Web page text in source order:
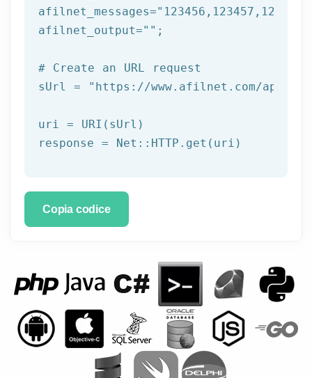
afilnet_messages="123456,123457,123458"
afilnet_output="" ;
# Create an URL request
sUrl =
"https://www.afilnet.com/api/
uri = URI(sUrl)
Copia codice